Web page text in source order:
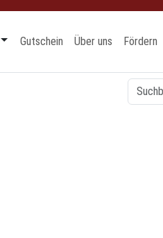
Mehr anzeigen
Gutschein Über uns Fördern